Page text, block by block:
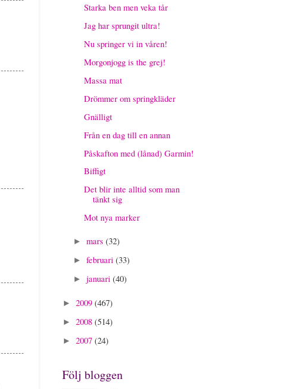
Starka ben men veka tår
Jag har sprungit ultra!
Nu springer vi in våren!
Morgonjogg is the grej!
Massa mat
Drömmer om springkläder
Gnälligt
Från en dag till en annan
Påskafton med (lånad) Garmin!
Biffigt
Det blir inte alltid som man
tänkt sig
Mot nya marker
► mars (32)
► februari (33)
► januari (40)
► 2009 (467)
► 2008 (514)
► 2007 (24)
Följ bloggen